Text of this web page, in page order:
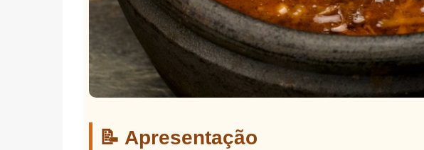
📝 Apresentação